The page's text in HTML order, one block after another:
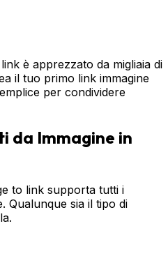
è apprezzato da migliaia di
il tuo primo link immagine
per condividere
da Immagine in
to link supporta tutti i
Qualunque sia il tipo di